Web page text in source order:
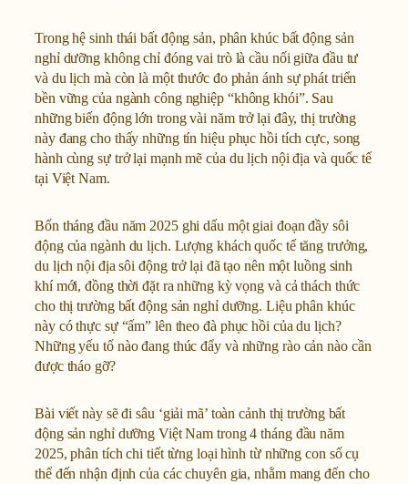
Trong hệ sinh thái bất động sản, phân khúc bất động sản
nghỉ dưỡng không chỉ đóng vai trò là cầu nối giữa đầu tư
và du lịch mà còn là một thước đo phản ánh sự phát triển
bền vững của ngành công nghiệp “không khói”. Sau
những biến động lớn trong vài năm trở lại đây, thị trường
này đang cho thấy những tín hiệu phục hồi tích cực, song
hành cùng sự trở lại mạnh mẽ của du lịch nội địa và quốc tế
tại Việt Nam.
Bốn tháng đầu năm 2025 ghi dấu một giai đoạn đầy sôi
động của ngành du lịch. Lượng khách quốc tế tăng trưởng,
du lịch nội địa sôi động trở lại đã tạo nên một luồng sinh
khí mới, đồng thời đặt ra những kỳ vọng và cả thách thức
cho thị trường bất động sản nghỉ dưỡng. Liệu phân khúc
này có thực sự “ấm” lên theo đà phục hồi của du lịch?
Những yếu tố nào đang thúc đẩy và những rào cản nào cần
được tháo gỡ?
Bài viết này sẽ đi sâu ‘giải mã’ toàn cảnh thị trường bất
động sản nghỉ dưỡng Việt Nam trong 4 tháng đầu năm
2025, phân tích chi tiết từng loại hình từ những con số cụ
thể đến nhận định của các chuyên gia, nhằm mang đến cho